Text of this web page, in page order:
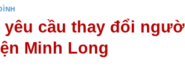
yêu cầu thay đổi
Minh Long